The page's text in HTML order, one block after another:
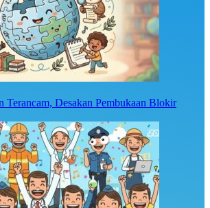
Terancam, Desakan Pembukaan Blokir